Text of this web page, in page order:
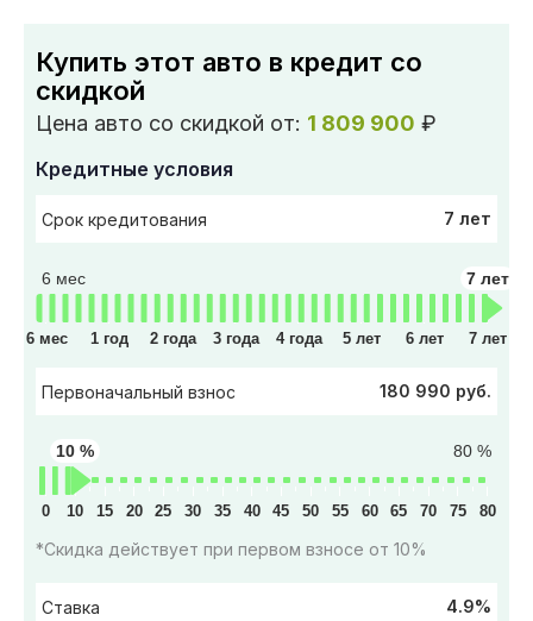
Купить этот авто в кредит со
скидкой
Цена авто со скидкой от: 1 809 900 ₽
Кредитные условия
Срок кредитования 7 лет
6 мес 7 лет
6 мес 1 год 2 года 3 года 4 года 5 лет 6 лет 7 лет
Первоначальный взнос 180 990 руб.
80 %
10 %
0 10 15 20 25 30 35 40 45 50 55 60 65 70 75 80
*Скидка действует при первом взносе от 10%
Ставка 4.9%